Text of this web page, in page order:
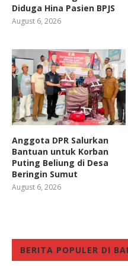
Diduga Hina Pasien BPJS
August 6, 2026
Anggota DPR Salurkan
Bantuan untuk Korban
Puting Beliung di Desa
Beringin Sumut
August 6, 2026
BERITA POPULER DI